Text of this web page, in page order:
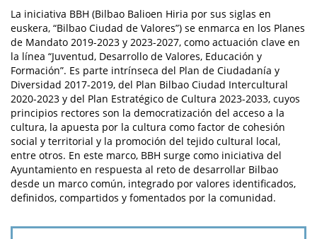
La iniciativa BBH (Bilbao Balioen Hiria por sus siglas en
euskera, “Bilbao Ciudad de Valores”) se enmarca en los Planes
de Mandato 2019-2023 y 2023-2027, como actuación clave en
la línea “Juventud, Desarrollo de Valores, Educación y
Formación”. Es parte intrínseca del Plan de Ciudadanía y
Diversidad 2017-2019, del Plan Bilbao Ciudad Intercultural
2020-2023 y del Plan Estratégico de Cultura 2023-2033, cuyos
principios rectores son la democratización del acceso a la
cultura, la apuesta por la cultura como factor de cohesión
social y territorial y la promoción del tejido cultural local,
entre otros. En este marco, BBH surge como iniciativa del
Ayuntamiento en respuesta al reto de desarrollar Bilbao
desde un marco común, integrado por valores identificados,
definidos, compartidos y fomentados por la comunidad.